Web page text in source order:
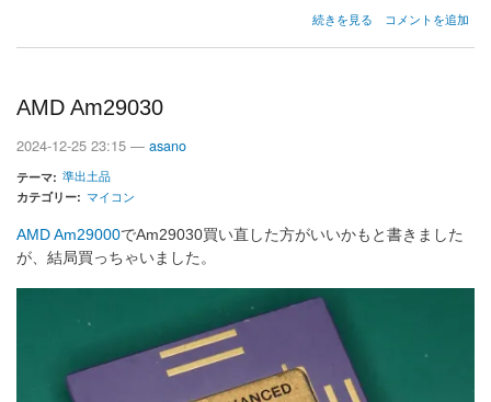
NS8250
続きを見る コメントを追加
AMD Am29030
2024-12-25 23:15 — asano
テーマ 準出土品
カテゴリー マイコン
AMD Am29000でAm29030買い直した方がいいかもと書きました
が、結局買っちゃいました。